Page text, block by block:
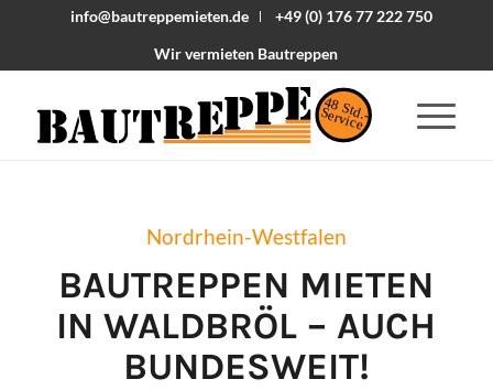
info@bautreppemieten.de
+49 (0) 176 77 222 750
Wir vermieten Bautreppen
48 Std.-
Service
Nordrhein-Westfalen
BAUTREPPEN MIETEN
INWALDBRÖL – AUCH
BUNDESWEIT!